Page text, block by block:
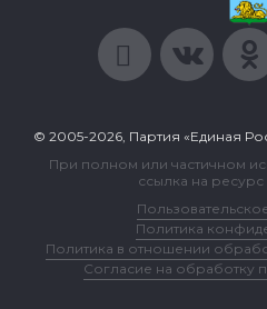
© 2005-2026, Партия «Единая
При полном или частичном
ссылка на ресурс
Политика
Политика в отношении
Согласие на обработку